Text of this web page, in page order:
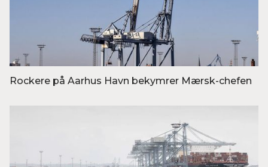
Rockere på Aarhus Havn bekymrer Mærsk-chefen